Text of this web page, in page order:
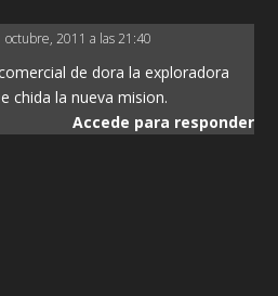
octubre, 2011 a las 21:40
de dora la exploradora
chida la nueva mision.
Accede para responder